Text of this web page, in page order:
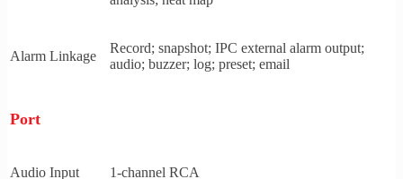
Alarm Linkage
Record; snapshot; IPC external alarm output;
audio; buzzer; log; preset; email
Port
Audio Input 1-channel RCA